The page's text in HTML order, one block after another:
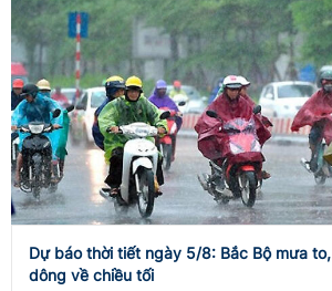
Dự báo thời tiết ngày 5/8: Bắc Bộ mưa
dông về chiều tối